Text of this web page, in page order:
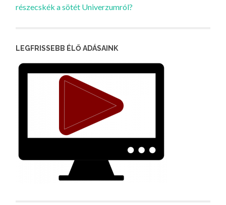
részecskék a sötét Univerzumról?
LEGFRISSEBB ÉLŐ ADÁSAINK